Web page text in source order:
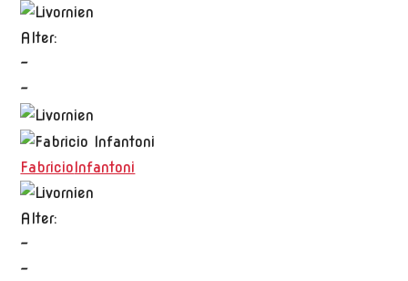
Alter:
-
-
FabricioInfantoni
Alter:
-
-